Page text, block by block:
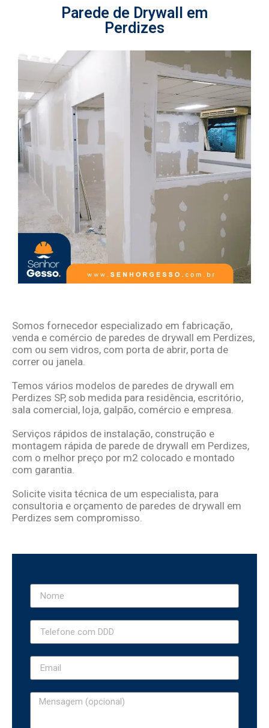
Parede de Drywall em
Perdizes
Somos fornecedor especializado em fabricação,
venda e comércio de paredes de drywall em Perdizes,
com ou sem vidros, com porta de abrir, porta de
correr ou janela.
Temos vários modelos de paredes de drywall em
Perdizes SP, sob medida para residência, escritório,
sala comercial, loja, galpão, comércio e empresa.
Serviços rápidos de instalação, construção e
montagem rápida de parede de drywall em Perdizes,
com o melhor preço por m2 colocado e montado
com garantia.
Solicite visita técnica de um especialista, para
consultoria e orçamento de paredes de drywall em
Perdizes sem compromisso.